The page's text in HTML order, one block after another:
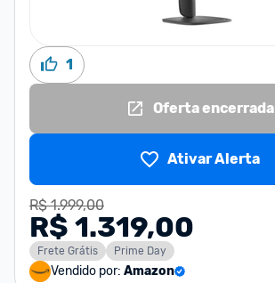
1
Oferta encerrada
Ativar Alerta
R$ 1.999,00
R$ 1.319,00
Frete Grátis Prime Day
Vendido por: Amazon